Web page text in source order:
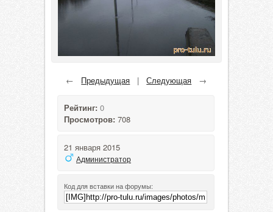
← Предыдущая |Следующая →
Рейтинг: 0
Просмотров: 708
21 января 2015
Администратор
Код для вставки на форумы: